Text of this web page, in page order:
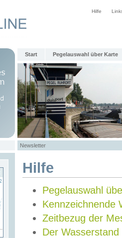
Hilfe
Start Pegelauswahl über Karte
Newsletter
Hilfe
Pegelauswahl
Kennzeichnende
Zeitbezug der
Der Wasserstand